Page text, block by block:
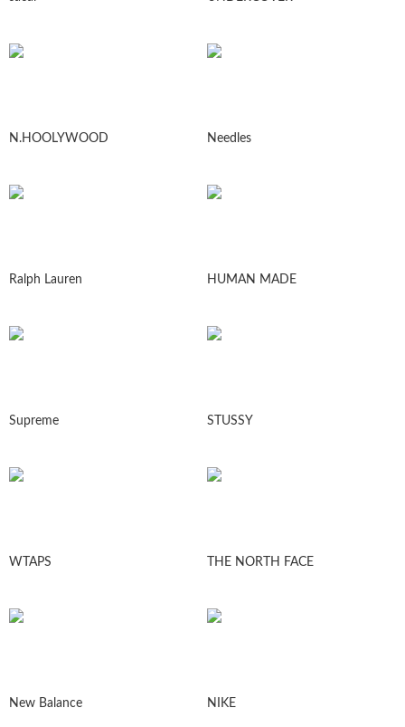
N.HOOLYWOOD Needles
Ralph Lauren HUMAN MADE
Supreme STUSSY
WTAPS THE NORTH FACE
New Balance NIKE